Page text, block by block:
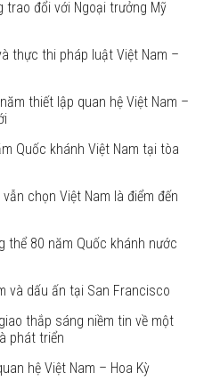
trao đổi với Ngoại trưởng Mỹ
thực thi pháp luật Việt Nam –
thiết lập quan hệ Việt Nam –
Quốc khánh Việt Nam tại tòa
chọn Việt Nam là điểm đến
thể 80 năm Quốc khánh nước
và dấu ấn tại San Francisco
thắp sáng niềm tin về một
phát triển
hệ Việt Nam – Hoa Kỳ